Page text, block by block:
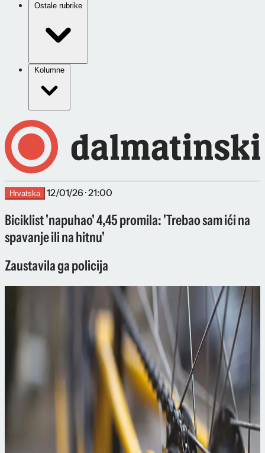
Ostale rubrike
Kolumne
Hrvatska 12/01/26 · 21:00
Biciklist 'napuhao' 4,45 promila: 'Trebao sam ići na
spavanje ili na hitnu'
Zaustavila ga policija